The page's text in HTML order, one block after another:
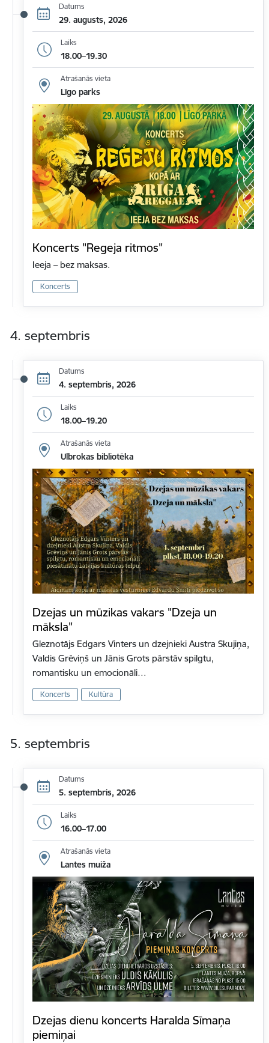
Datums
29. augusts, 2026
Laiks
18.00–19.30
Atrašanās vieta
Līgo parks
Koncerts "Regeja ritmos"
Ieeja – bez maksas.
Koncerts
4. septembris
Datums
4. septembris, 2026
Laiks
18.00–19.20
Atrašanās vieta
Ulbrokas bibliotēka
Dzejas un mūzikas vakars "Dzeja un
māksla"
Gleznotājs Edgars Vinters un dzejnieki Austra Skujiņa,
Valdis Grēviņš un Jānis Grots pārstāv spilgtu,
romantisku un emocionāli…
Koncerts Kultūra
5. septembris
Datums
5. septembris, 2026
Laiks
16.00–17.00
Atrašanās vieta
Lantes muiža
Dzejas dienu koncerts Haralda Sīmaņa
piemiņai